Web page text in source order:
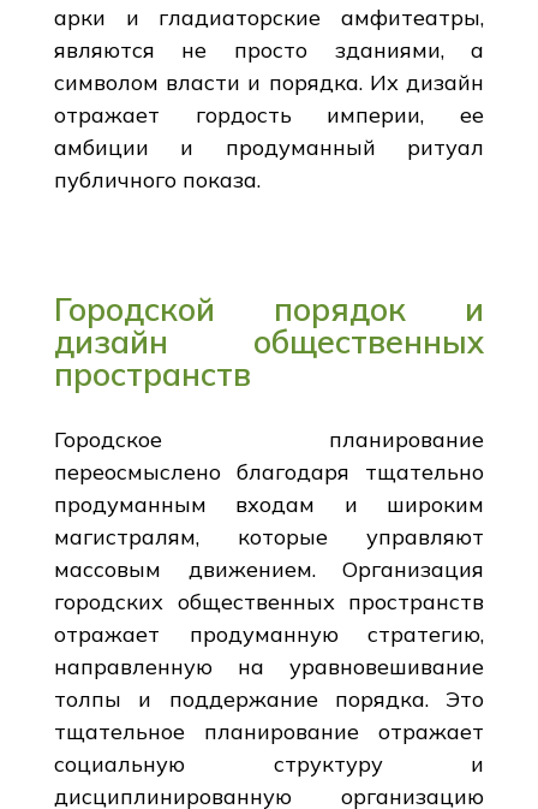
арки и гладиаторские амфитеатры,
являются не просто зданиями, а
символом власти и порядка. Их дизайн
отражает гордость империи, ее
амбиции и продуманный ритуал
публичного показа.
Городской порядок и
дизайн общественных
пространств
Городское планирование
переосмыслено благодаря тщательно
продуманным входам и широким
магистралям, которые управляют
массовым движением. Организация
городских общественных пространств
отражает продуманную стратегию,
направленную на уравновешивание
толпы и поддержание порядка. Это
тщательное планирование отражает
социальную структуру и
дисциплинированную организацию